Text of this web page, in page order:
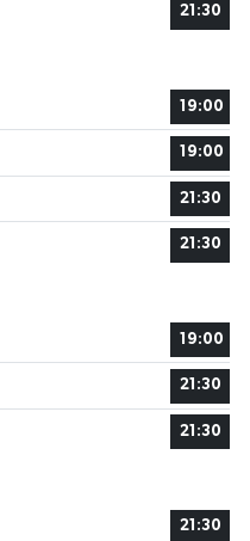
21:30
19:00
19:00
21:30
21:30
19:00
21:30
21:30
21:30